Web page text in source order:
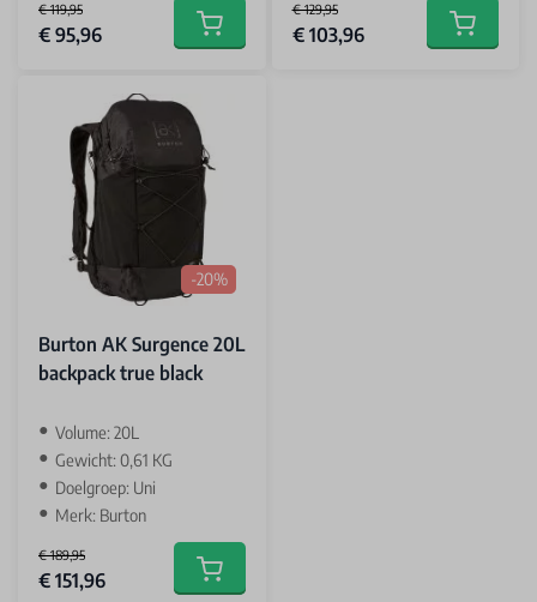
€ 119,95
Special Price
€ 95,96 Add to cart
€ 129,95
Special Price
€ 103,96 Add to
-20%
Burton AK Surgence 20L
backpack true black
Volume: 20L
Gewicht: 0,61 KG
Doelgroep: Uni
Merk: Burton
€ 189,95
Special Price
€ 151,96 Add to cart